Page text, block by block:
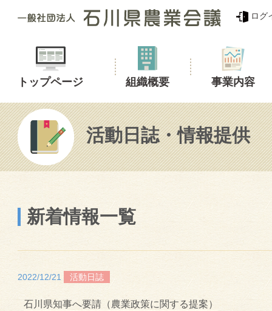
ログ
トップページ 組織概要 事業内容
活動日誌・情報提供
新着情報一覧
2022/12/21 活動日誌
石川県知事へ要請（農業政策に関する提案）